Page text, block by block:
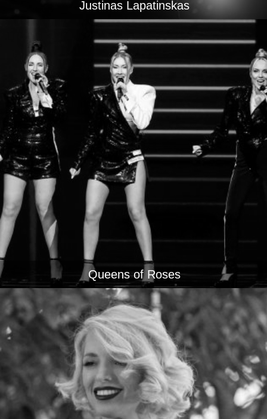
Justinas Lapatinskas
Queens of Roses